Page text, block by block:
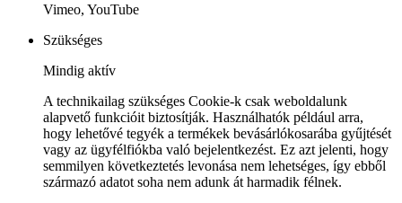
Vimeo, YouTube
Szükséges
Mindig aktív
A technikailag szükséges Cookie-k csak weboldalunk
alapvető funkcióit biztosítják. Használhatók például arra,
hogy lehetővé tegyék a termékek bevásárlókosarába gyűjtését
vagy az ügyfélfiókba való bejelentkezést. Ez azt jelenti, hogy
semmilyen következtetés levonása nem lehetséges, így ebből
származó adatot soha nem adunk át harmadik félnek.